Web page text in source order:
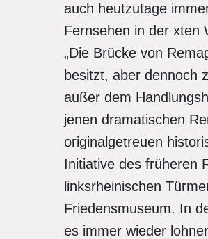
auch heutzutage
Fernsehen in der xten
„Die Brücke von
besitzt, aber dennoch
außer dem
jenen dramatischen
originalgetreuen
Initiative des früheren
linksrheinischen
Friedensmuseum. In
es immer wieder